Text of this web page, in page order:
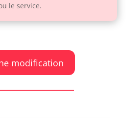
le service.
modification